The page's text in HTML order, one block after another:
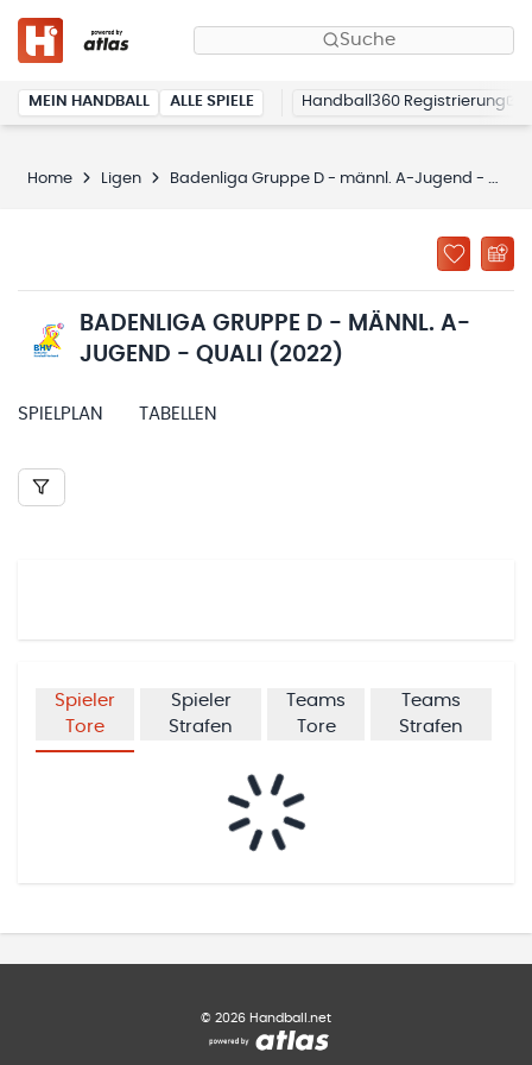
Suche
MEIN HANDBALL ALLE SPIELE Handball360 Registrierung
Home Ligen Badenliga Gruppe D - männl. A-Jugend - Quali (2022)
BADENLIGA GRUPPE D - MÄNNL. A-
JUGEND - QUALI (2022)
SPIELPLAN TABELLEN
Spieler
Tore
Spieler
Strafen
Teams
Tore
Teams
Strafen
© 2026 Handball.net